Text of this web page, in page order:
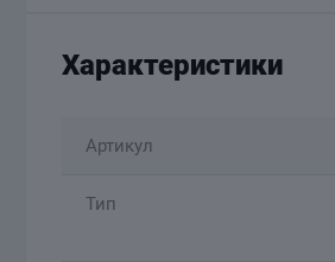
Характеристики
Артикул
Тип